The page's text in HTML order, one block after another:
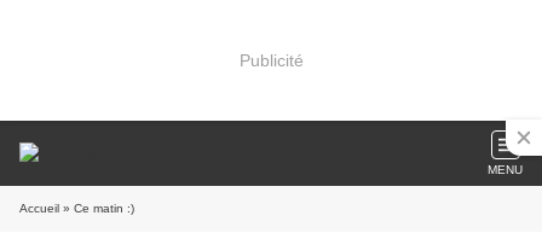
Publicité
MENU
Accueil » Ce matin :)